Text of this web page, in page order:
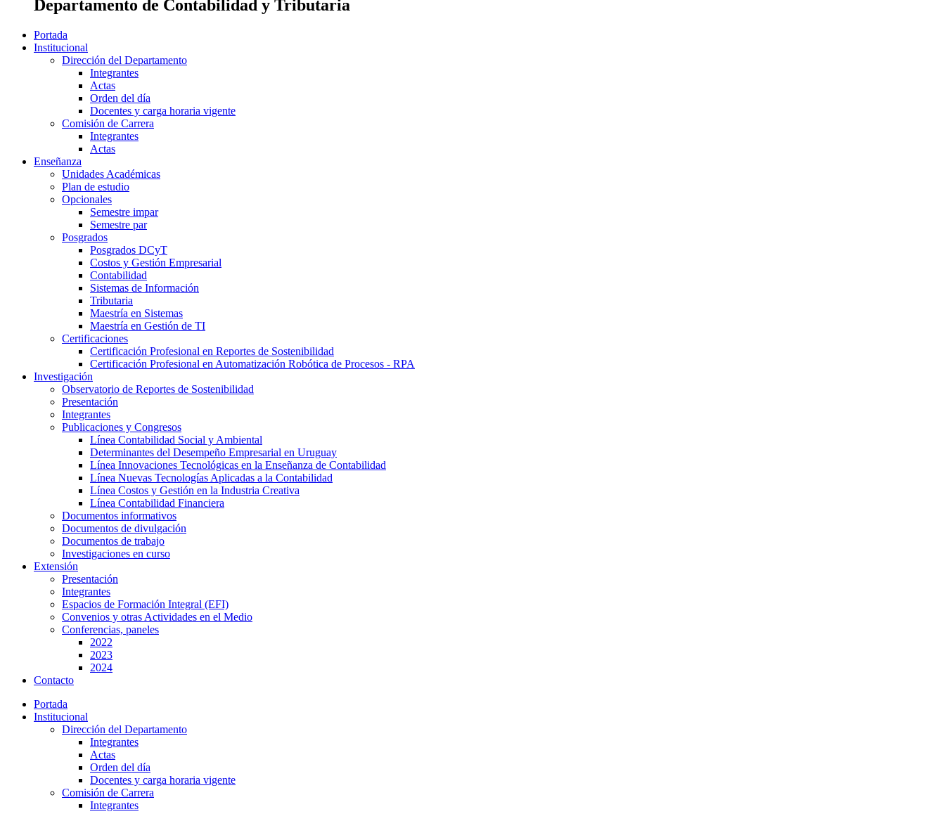
Departamento de Contabilidad y Tributaria
Portada
Institucional
Dirección del Departamento
Integrantes
Actas
Orden del día
Docentes y carga horaria vigente
Comisión de Carrera
Integrantes
Actas
Enseñanza
Unidades Académicas
Plan de estudio
Opcionales
Semestre impar
Semestre par
Posgrados
Posgrados DCyT
Costos y Gestión Empresarial
Contabilidad
Sistemas de Información
Tributaria
Maestría en Sistemas
Maestría en Gestión de TI
Certificaciones
Certificación Profesional en Reportes de Sostenibilidad
Certificación Profesional en Automatización Robótica de Procesos - RPA
Investigación
Observatorio de Reportes de Sostenibilidad
Presentación
Integrantes
Publicaciones y Congresos
Línea Contabilidad Social y Ambiental
Determinantes del Desempeño Empresarial en Uruguay
Línea Innovaciones Tecnológicas en la Enseñanza de Contabilidad
Línea Nuevas Tecnologías Aplicadas a la Contabilidad
Línea Costos y Gestión en la Industria Creativa
Línea Contabilidad Financiera
Documentos informativos
Documentos de divulgación
Documentos de trabajo
Investigaciones en curso
Extensión
Presentación
Integrantes
Espacios de Formación Integral (EFI)
Convenios y otras Actividades en el Medio
Conferencias, paneles
2022
2023
2024
Contacto
Portada
Institucional
Dirección del Departamento
Integrantes
Actas
Orden del día
Docentes y carga horaria vigente
Comisión de Carrera
Integrantes